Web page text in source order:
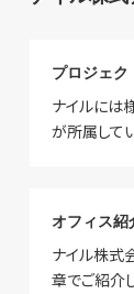
プロジェ
ナイルには
が所属して
オフィス紹
ナイル株式
章でご紹介